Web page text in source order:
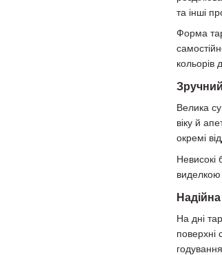
та інші
Форма
кольорів
Велика
віку й
окремі
Невисокі
виделкою
На дні
поверхні
годування.